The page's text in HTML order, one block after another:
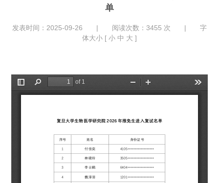
单
发表时间：2025-09-26 | 阅读次数： 3455 次 | 字
体大小 [ 小 中 大 ]